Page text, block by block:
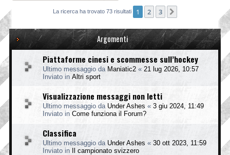
La ricerca ha trovato 73 risultati 1 2 3
Argomenti
Piattaforme cinesi e scommesse sull’hockey
Ultimo messaggio da Maniatic2 « 21 lug 2026, 10:57
Inviato in Altri sport
Visualizzazione messaggi non letti
Ultimo messaggio da Under Ashes « 3 giu 2024, 11:49
Inviato in Come funziona il Forum?
Classifica
Ultimo messaggio da Under Ashes « 30 ott 2023, 11:59
Inviato in
Il campionato svizzero